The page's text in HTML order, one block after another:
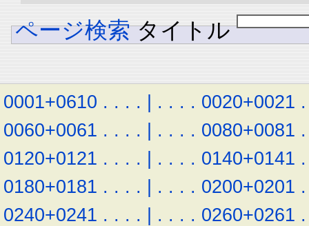
ページ検索 タイトル
0001+0610 . . . . | . . . . 0020+0021 .
0060+0061 . . . . | . . . . 0080+0081 .
0120+0121 . . . . | . . . . 0140+0141 .
0180+0181 . . . . | . . . . 0200+0201 .
0240+0241 . . . . | . . . . 0260+0261 .